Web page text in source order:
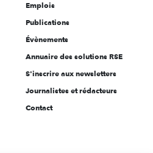
Emplois
Publications
Évènements
Annuaire des solutions RSE
S'inscrire aux newsletters
Journalistes et rédacteurs
Contact